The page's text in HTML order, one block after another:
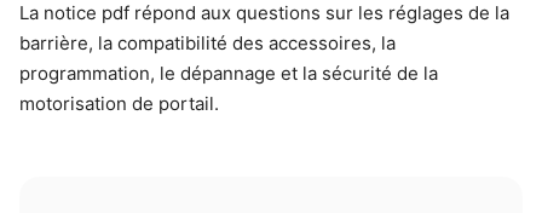
La notice pdf répond aux questions sur les réglages de la
barrière, la compatibilité des accessoires, la
programmation, le dépannage et la sécurité de la
motorisation de portail.